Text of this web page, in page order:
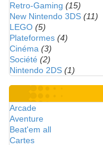
Retro-Gaming (15)
New Nintendo 3DS (11)
LEGO (5)
Plateformes (4)
Cinéma (3)
Société (2)
Nintendo 2DS (1)
Arcade
Aventure
Beat'em all
Cartes